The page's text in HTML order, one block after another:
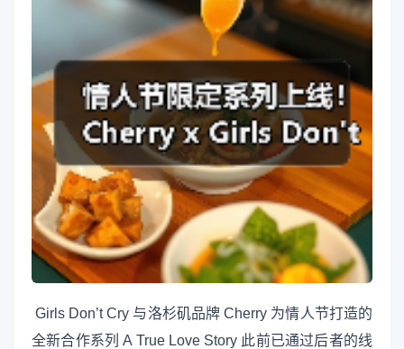
Girls Don’t Cry 与洛杉矶品牌 Cherry 为情人节打造的
全新合作系列 A True Love Story 此前已通过后者的线